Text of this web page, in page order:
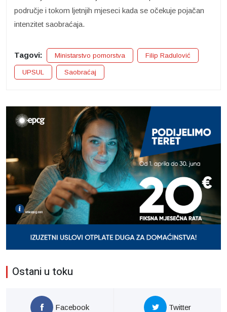
područje i tokom ljetnjih mjeseci kada se očekuje pojačan
intenzitet saobraćaja.
Tagovi: Ministarstvo pomorstva Filip Radulović
UPSUL Saobraćaj
Ostani u toku
Facebook Twitter